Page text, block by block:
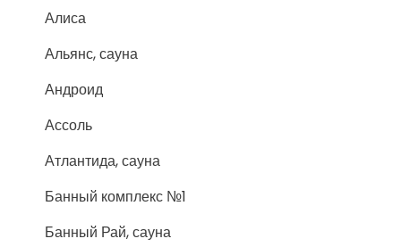
Алиса
Альянс, сауна
Андроид
Ассоль
Атлантида, сауна
Банный комплекс №1
Банный Рай, сауна